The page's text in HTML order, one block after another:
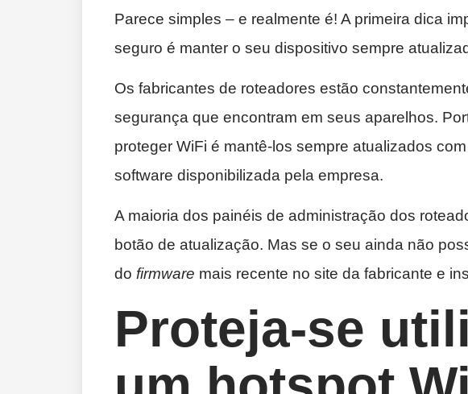
Parece simples – e realmente é! A primeira dica
seguro é manter o seu dispositivo sempre
Os fabricantes de roteadores estão
segurança que encontram em seus aparelhos.
proteger WiFi é mantê-los sempre atualizados
software disponibilizada pela empresa.
A maioria dos painéis de administração dos
botão de atualização. Mas se o seu ainda não
do firmware mais recente no site da fabricante e
Proteja-se